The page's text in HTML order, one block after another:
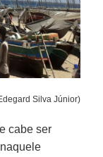
Silva Júnior)
cabe ser